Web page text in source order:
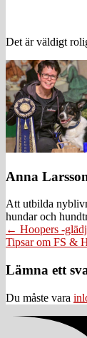
Det är väldigt
Anna
Att utbilda
hundar och
Posts
navigation
← Hoopers -
Tipsar om FS &
Lämna ett
Du måste vara